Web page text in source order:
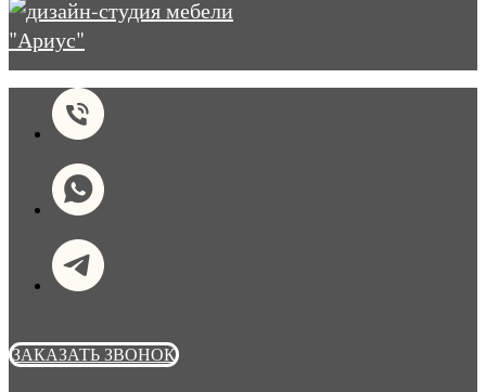
ЗАКАЗАТЬ ЗВОНОК